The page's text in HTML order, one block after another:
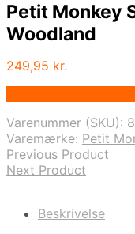
Petit Monkey
Woodland
249,95 kr.
Varenummer (SKU):
Varemærke: Petit
Previous Product
Next Product
Beskrivelse